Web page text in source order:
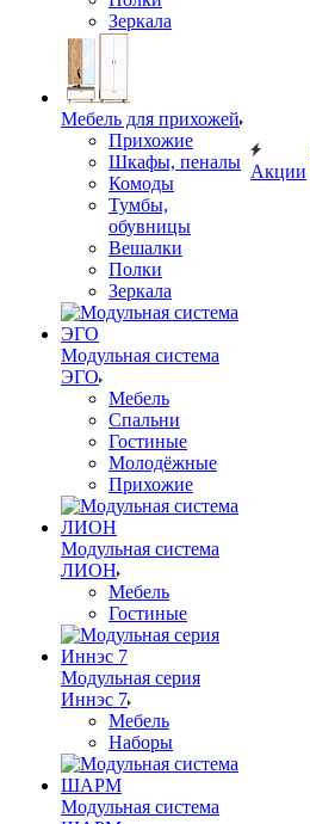
Зеркала
Мебель для прихожей
Прихожие
Шкафы, пеналы
Комоды
Тумбы,
обувницы
Вешалки
Полки
Зеркала
Модульная система
ЭГО
Мебель
Спальни
Гостиные
Молодёжные
Прихожие
Модульная система
ЛИОН
Мебель
Гостиные
Модульная серия
Иннэс 7
Мебель
Наборы
Модульная система
Акции